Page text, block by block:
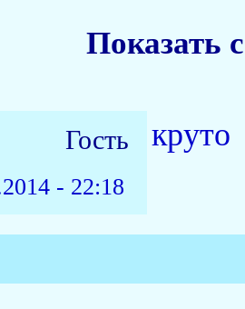
Показать
Гость
- 22:18
круто